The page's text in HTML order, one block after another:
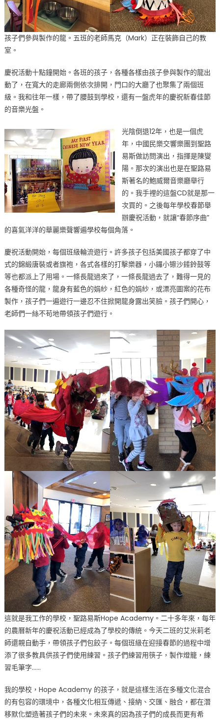
孩子們參與製作的龍。五班的老師馬克（Mark）正在裝飾自己的教
室。
慶祝活動十點鐘開始。各班的孩子，各種各樣由孩子參與製作的龍出
動了，在寬大的走廊兩側依次排開，門口的大廳了也聚集了兩個班
級。我和往年一樣，帶了腰鼓到學校，還有一盤虎年的慶祝新春佳節
的音樂光盤。
光陰倒退12年，也是一個虎
年，中國民樂交響樂團到聖路
易斯做訪問演出，指揮是陳燮
陽。那次的演出也是在聖路易
斯著名的鮑威爾音樂廳舉行
的。我手裡的這盤CD就是那一
次買的。之後每年學校春節舉
辦慶祝活動，就讓“春節序曲”
的喜氣洋洋的華麗樂聲響遍學校每個角落。
慶祝活動開始，每個班級輪流遊行。許多孩子包括美國孩子都穿了中
式的錦緞唐裝或者旗袍，各式各樣的打擊樂器，小鑼小镲沙錘鈴鼓等
等也都派上了用場。一條長龍過來了，一條長龍過去了，難得一見的
各種奇怪的龍，龍身有藍色的娟紗，紅色的娟紗，或漂亮圖案的花布
製作，孩子們一遍遊行一邊忍不住掀開龍身露出笑臉。孩子們開心，
老師們一絲不苟地帶領孩子們遊行。
這就是我工作的學校，聖路易斯Hope Academy。二十多年來，每年
的農曆新年的慶祝活動已經成為了學校的傳統。今天二班的艾米莉老
師還親自動手，帶領孩子們包餃子。每個班級在迎接春節的過程中增
添了很多教具供孩子們使用練習。孩子們練習用筷子，製作燈籠，練
習毛筆字……
我的學校，Hope Academy 的孩子，就是這樣生活在多種文化混合
的有包容的環境中，各種文化相互傳遞、接納、交匯、融合，都在潛
移默化塑造著孩子們的未來。未來真的因為孩子們的成長而更有希